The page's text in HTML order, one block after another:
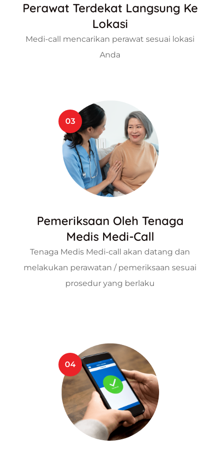
Perawat Terdekat Langsung Ke
Lokasi
Medi-call mencarikan perawat sesuai lokasi
Anda
03
Pemeriksaan Oleh Tenaga
Medis Medi-Call
Tenaga Medis Medi-call akan datang dan
melakukan perawatan / pemeriksaan sesuai
prosedur yang berlaku
04